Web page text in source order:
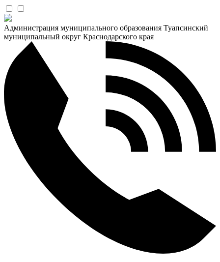
Администрация муниципального образования Туапсинский
муниципальный округ Краснодарского края